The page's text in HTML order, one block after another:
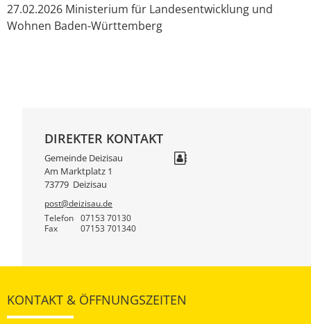
27.02.2026 Ministerium für Landesentwicklung und
Wohnen Baden-Württemberg
DIREKTER KONTAKT
Gemeinde Deizisau
Am Marktplatz 1
73779 Deizisau
post@deizisau.de
Telefon
07153 70130
Fax 07153 701340
KONTAKT & ÖFFNUNGSZEITEN